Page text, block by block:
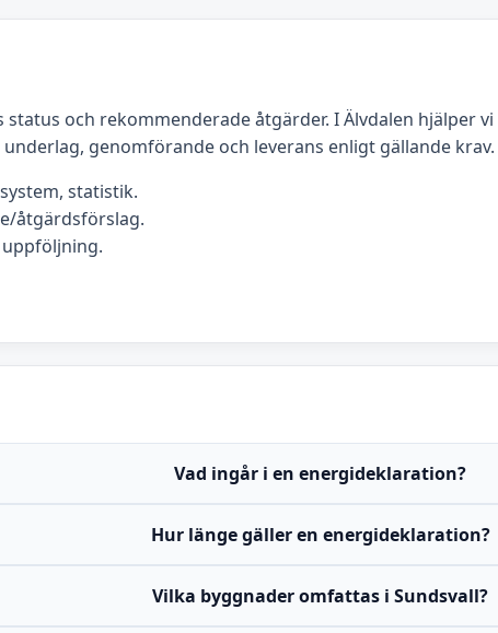
och rekommenderade åtgärder. I Älvdalen hjälper vi
genomförande och leverans enligt gällande krav.
statistik.
åtgärdsförslag.
Vad ingår i en energideklaration?
Hur länge gäller en energideklaration?
Vilka byggnader omfattas i Sundsvall?